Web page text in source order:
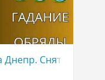
Днепр. Снятие